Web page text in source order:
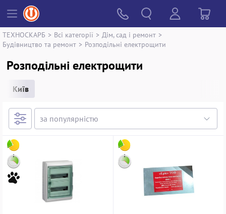
ТЕХНОСКАРБ > Всі категорії > Дім, сад і ремонт >
Будівництво та ремонт > Розподільні електрощити
Розподільні електрощити
Київ